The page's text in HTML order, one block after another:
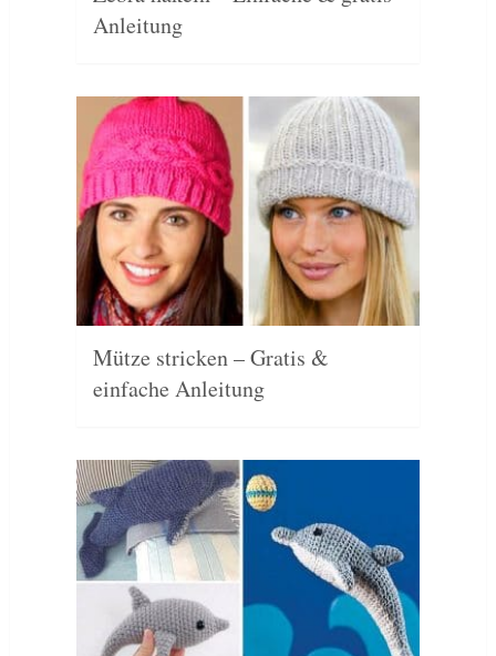
Anleitung
Mütze stricken – Gratis &
einfache Anleitung